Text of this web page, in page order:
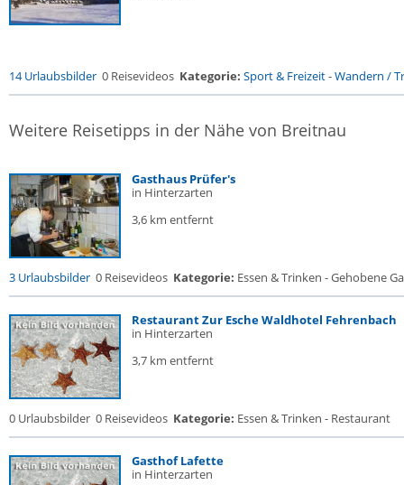
14 Urlaubsbilder 0 Reisevideos Kategorie: Sport & Freizeit-Wandern /
Weitere Reisetipps in der Nähe von Breitnau
Gasthaus Prüfer's
in Hinterzarten
3,6 km entfernt
3 Urlaubsbilder 0 Reisevideos Kategorie: Essen & Trinken - Gehobene
Restaurant Zur Esche Waldhotel Fehrenbach
in Hinterzarten
3,7 km entfernt
0 Urlaubsbilder 0 Reisevideos Kategorie: Essen & Trinken - Restaurant
Gasthof Lafette
in Hinterzarten